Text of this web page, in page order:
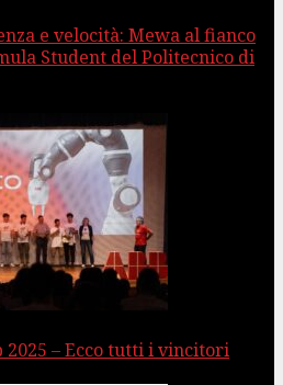
e velocità: Mewa al fianco
Student del Politecnico di
2025 – Ecco tutti i vincitori